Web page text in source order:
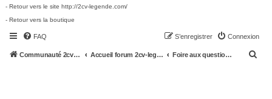
- Retour vers le site http://2cv-legende.com/
- Retour vers la boutique
FAQ Connexion
S’enregistrer
Communauté 2cv-legende.com Accueil forum 2cv-legende.com Foire aux questions (Questions posées fréquemment)